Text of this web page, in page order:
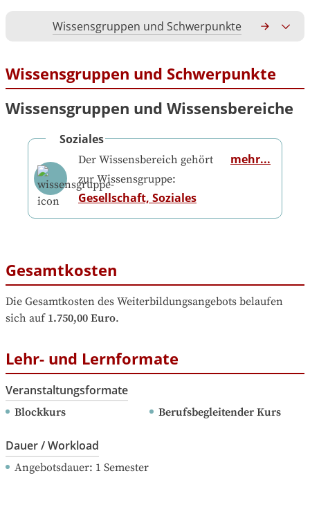
Wissensgruppen und Schwerpunkte
Wissensgruppen und Schwerpunkte
Wissensgruppen und Wissensbereiche
Soziales
Der Wissensbereich gehört
zur Wissensgruppe:
Gesellschaft, Soziales
mehr...
Gesamtkosten
Die Gesamtkosten des Weiterbildungsangebots belaufen
sich auf 1.750,00 Euro.
Lehr- und Lernformate
Veranstaltungsformate
Blockkurs Berufsbegleitender Kurs
Dauer / Workload
Angebotsdauer: 1 Semester